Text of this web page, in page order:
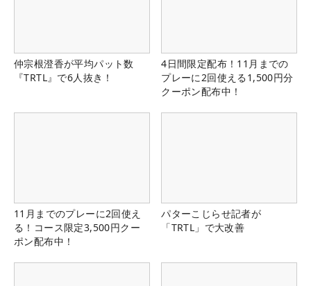
仲宗根澄香が平均パット数
『TRTL』で6人抜き！
4日間限定配布！11月までの
プレーに2回使える1,500円分
クーポン配布中！
11月までのプレーに2回使え
る！コース限定3,500円クー
ポン配布中！
パターこじらせ記者が
「TRTL」で大改善